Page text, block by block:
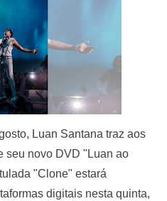
Luan Santana traz aos
seu novo DVD "Luan ao
"Clone" estará
digitais nesta quinta,